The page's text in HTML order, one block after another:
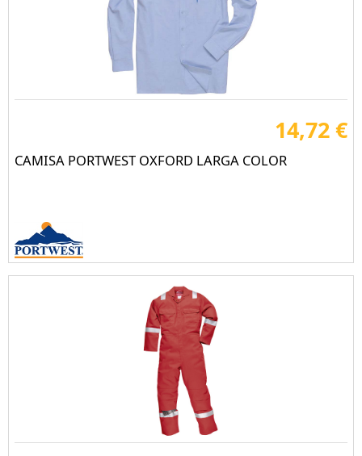
14,72 €
CAMISA PORTWEST OXFORD LARGA COLOR